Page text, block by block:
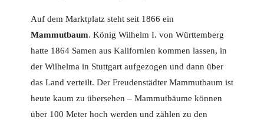
Auf dem Marktplatz steht seit 1866 ein
Mammutbaum. König Wilhelm I. von Württemberg
hatte 1864 Samen aus Kalifornien kommen lassen, in
der Wilhelma in Stuttgart aufgezogen und dann über
das Land verteilt. Der Freudenstädter Mammutbaum ist
heute kaum zu übersehen – Mammutbäume können
über 100 Meter hoch werden und zählen zu den